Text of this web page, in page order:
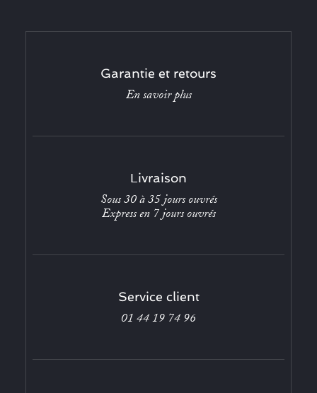
Garantie et retours
En savoir plus
Livraison
Sous 30 à 35 jours ouvrés
Express en 7 jours ouvrés
Service client
01 44 19 74 96